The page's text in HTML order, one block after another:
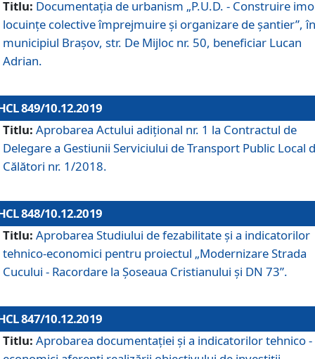
Titlu: Documentaţia de urbanism „P.U.D. - Construire
locuințe colective împrejmuire și organizare de șantier”, în
municipiul Braşov, str. De Mijloc nr. 50, beneficiar Lucan
Adrian.
849/10.12.2019
Titlu: Aprobarea Actului adiţional nr. 1 la Contractul de
Delegare a Gestiunii Serviciului de Transport Public Local
Călători nr. 1/2018.
848/10.12.2019
Titlu: Aprobarea Studiului de fezabilitate şi a indicatorilor
tehnico-economici pentru proiectul „Modernizare Strada
Cucului - Racordare la Șoseaua Cristianului și DN 73”.
847/10.12.2019
Titlu: Aprobarea documentației și a indicatorilor tehnico -